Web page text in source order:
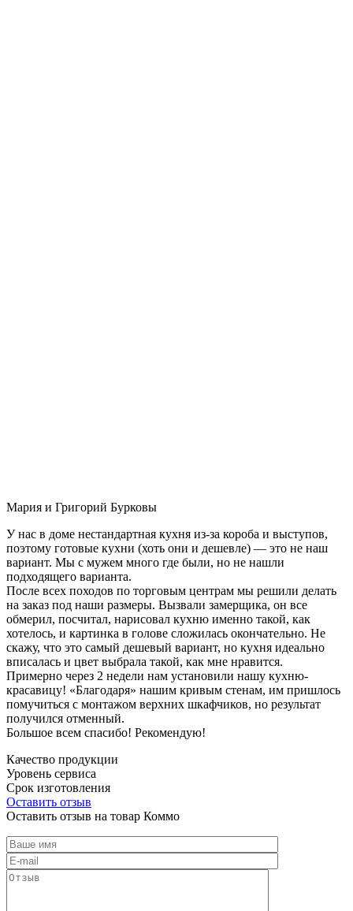
Мария и Григорий Бурковы
У нас в доме нестандартная кухня из-за короба и выступов,
поэтому готовые кухни (хоть они и дешевле) — это не наш
вариант. Мы с мужем много где были, но не нашли
подходящего варианта.
После всех походов по торговым центрам мы решили делать
на заказ под наши размеры. Вызвали замерщика, он все
обмерил, посчитал, нарисовал кухню именно такой, как
хотелось, и картинка в голове сложилась окончательно. Не
скажу, что это самый дешевый вариант, но кухня идеально
вписалась и цвет выбрала такой, как мне нравится.
Примерно через 2 недели нам установили нашу кухню-
красавицу! «Благодаря» нашим кривым стенам, им пришлось
помучиться с монтажом верхних шкафчиков, но результат
получился отменный.
Большое всем спасибо! Рекомендую!
Качество продукции
Уровень сервиса
Срок изготовления
Оставить отзыв
Оставить отзыв на товар Коммо